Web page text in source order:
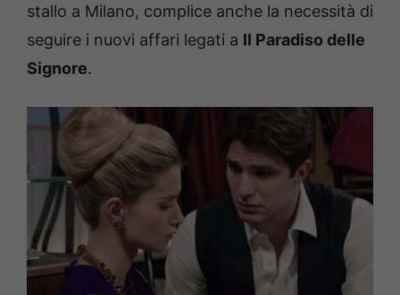
stallo a Milano, complice anche la necessità di
seguire i nuovi affari legati a Il Paradiso delle
Signore.